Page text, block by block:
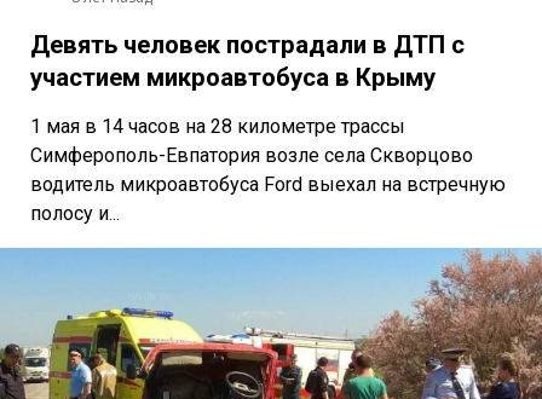
Девять человек пострадали в ДТП с
участием микроавтобуса в Крыму
1 мая в 14 часов на 28 километре трассы
Симферополь-Евпатория возле села Скворцово
водитель микроавтобуса Ford выехал на встречную
полосу и...